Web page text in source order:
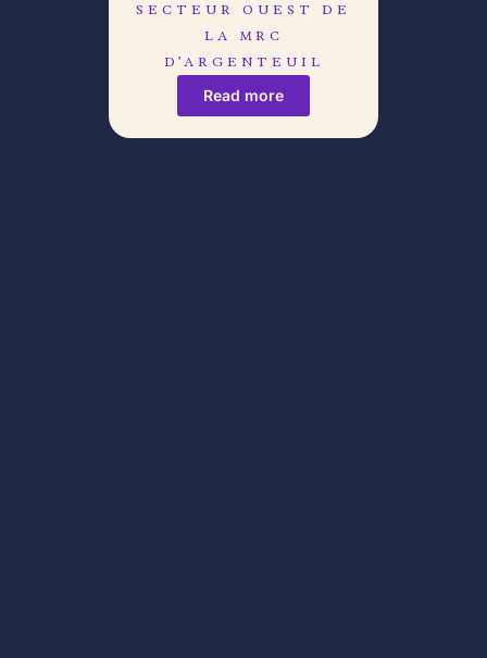
SECTEUR OUEST DE
LA MRC
D’ARGENTEUIL
Read more